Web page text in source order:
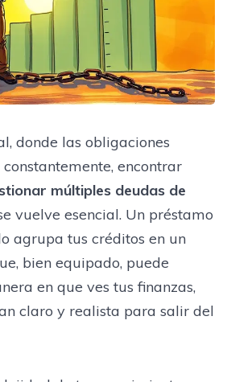
donde las obligaciones
encontrar
múltiples deudas de
vuelve esencial. Un préstamo
agrupa tus créditos en un
bien equipado, puede
en que ves tus finanzas,
claro y realista para salir del